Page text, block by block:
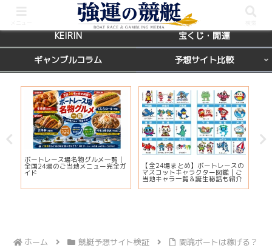
BOATRACE レース場ガイド
KEIRIN 宝くじ・開運
ギャンブルコラム 予想サイト比較
ボートレース場名物グルメ一覧｜
全国24場のご当地メニュー完全ガ
イド
【全24場まとめ】ボートレースの
マスコットキャラクター図鑑｜ご
当地キャラ一覧＆誕生秘話も紹介
ホーム 競艇予想サイト検証
闘魂ボートは稼げる？